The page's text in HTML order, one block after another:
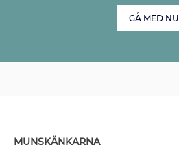
GÅ MED NU
MUNSKÄNKARNA